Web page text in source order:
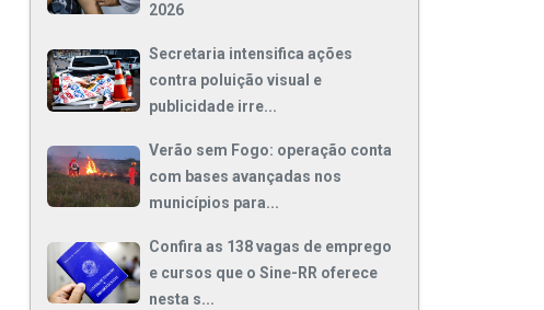
2026
Secretaria intensifica ações
contra poluição visual e
publicidade irre...
Verão sem Fogo: operação conta
com bases avançadas nos
municípios para...
Confira as 138 vagas de emprego
e cursos que o Sine-RR oferece
nesta s...